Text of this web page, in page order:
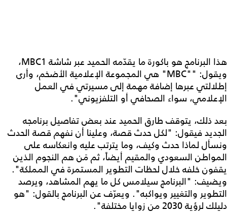
هذا البرنامج هو باكورة ما يقدّمه الحميد عبر شاشة MBC1،
ويقول: ""MBC" هي المجموعة الإعلامية الأضخم، وأرى
إطلالتي عبرها إضافة مهمة إلى مسيرتي في العمل
الإعلامي، سواء الصحافي أو التلفزيوني".
بعد ذلك، يتوقف طارق الحميد عند بعض تفاصيل برنامجه
الجديد فيقول: "لكل حدث قصة، وعلينا أن نفهم قصة الحدث
ونسأل لماذا حدث وكيف، وما يترتب عليه وانعكاسه على
المواطن السعودي والمقيم أيضاً، ثم مَن هم النجوم الذين
يقفون خلفه خلال لحظات التطوير المستمرة في المملكة".
ويضيف: "البرنامج سيلامس كل ما يهم المشاهد، ويرصد
التطوير والتغيير ويواكبه". ويعرّف عن البرنامج بالقول: "هو
دليلك لرؤية 2030 من زوايا مختلفة".